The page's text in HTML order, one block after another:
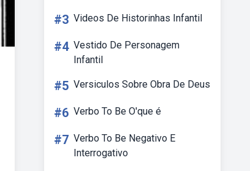
#3 Videos De Historinhas Infantil
#4 Vestido De Personagem
Infantil
#5 Versiculos Sobre Obra De Deus
#6 Verbo To Be O'que é
#7 Verbo To Be Negativo E
Interrogativo